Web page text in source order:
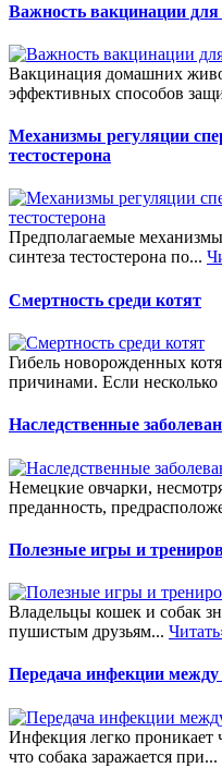
Важность вакцинации
Вакцинация домашних
эффективных способов
Механизмы регуляции
тестостерона
Предполагаемые
синтеза тестостерона по...
Смертность среди котят
Гибель новорожденных
причинами. Если несколько
Наследственные
Немецкие овчарки,
преданность,
Полезные игры и
Владельцы кошек и собак
пушистым друзьям...
Передача инфекции между
Инфекция легко проникает
что собака заражается при...